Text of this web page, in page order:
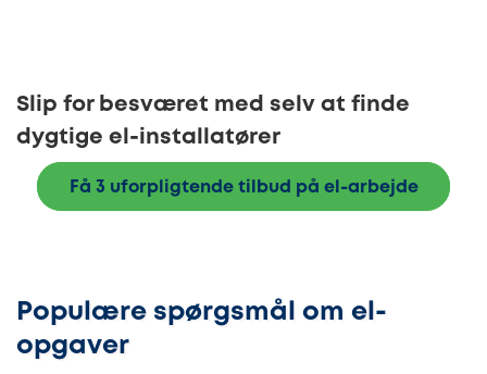
Slip for besværet med selv at finde
dygtige el-installatører
Få 3 uforpligtende tilbud på el-arbejde
Populære spørgsmål om el-
opgaver